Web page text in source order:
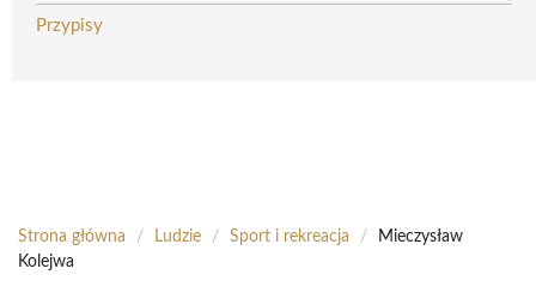
Przypisy
Strona główna / Ludzie / Sport i rekreacja /
Mieczysław
Kolejwa